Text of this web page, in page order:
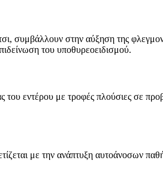
συμβάλλουν στην αύξηση της
του υποθυρεοειδισμού.
εντέρου με τροφές πλούσιες σε
με την ανάπτυξη αυτοάνοσων